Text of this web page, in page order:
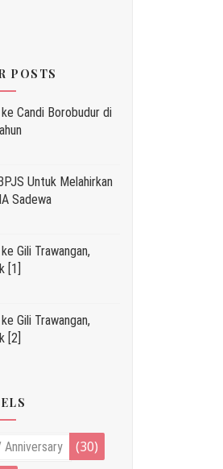
POSTS
Candi Borobudur di
Untuk Melahirkan
Sadewa
Gili Trawangan,
[1]
Gili Trawangan,
[2]
(30)